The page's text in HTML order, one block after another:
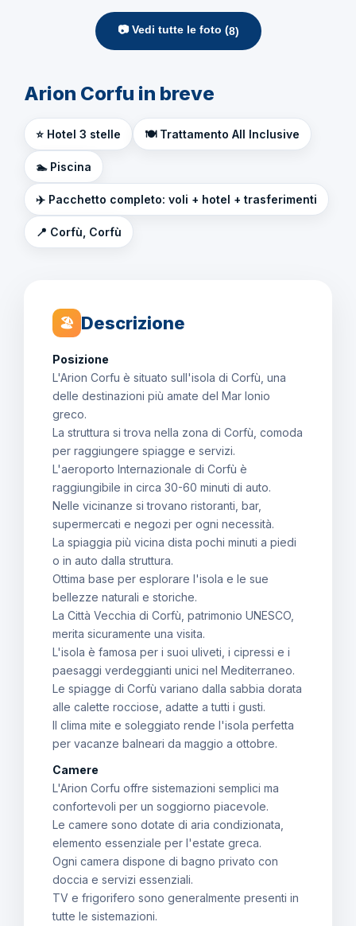
📷 Vedi tutte le foto (8)
Arion Corfu in breve
⭐ Hotel 3 stelle 🍽️ Trattamento All Inclusive
🏊 Piscina
✈️ Pacchetto completo: voli + hotel + trasferimenti
📍 Corfù, Corfù
🏖 Descrizione
Posizione
L'Arion Corfu è situato sull'isola di Corfù, una
delle destinazioni più amate del Mar Ionio
greco.
La struttura si trova nella zona di Corfù, comoda
per raggiungere spiagge e servizi.
L'aeroporto Internazionale di Corfù è
raggiungibile in circa 30-60 minuti di auto.
Nelle vicinanze si trovano ristoranti, bar,
supermercati e negozi per ogni necessità.
La spiaggia più vicina dista pochi minuti a piedi
o in auto dalla struttura.
Ottima base per esplorare l'isola e le sue
bellezze naturali e storiche.
La Città Vecchia di Corfù, patrimonio UNESCO,
merita sicuramente una visita.
L'isola è famosa per i suoi uliveti, i cipressi e i
paesaggi verdeggianti unici nel Mediterraneo.
Le spiagge di Corfù variano dalla sabbia dorata
alle calette rocciose, adatte a tutti i gusti.
Il clima mite e soleggiato rende l'isola perfetta
per vacanze balneari da maggio a ottobre.
Camere
L'Arion Corfu offre sistemazioni semplici ma
confortevoli per un soggiorno piacevole.
Le camere sono dotate di aria condizionata,
elemento essenziale per l'estate greca.
Ogni camera dispone di bagno privato con
doccia e servizi essenziali.
TV e frigorifero sono generalmente presenti in
tutte le sistemazioni.